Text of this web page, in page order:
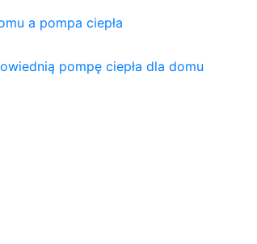
a pompa ciepła
pompę ciepła dla domu